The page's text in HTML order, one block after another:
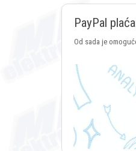
PayPal
Od sada je